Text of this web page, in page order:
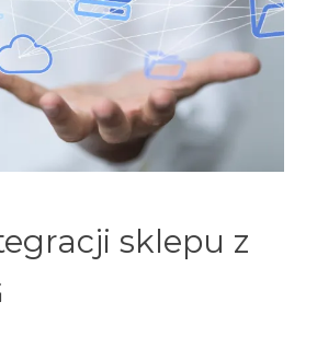
sklepu z